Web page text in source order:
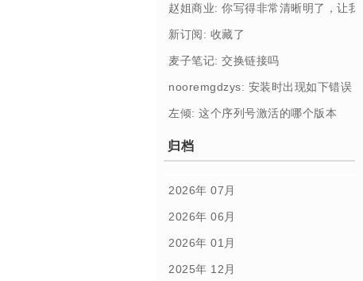
赵姐商业: 你写得非常清晰明了，让
新订阅: 收藏了
麦子笔记: 交换链接吗
nooremgdzys: 安装时出现如下错误
左倾: 这个序列号激活的哪个版本
归档
2026年 07月
2026年 06月
2026年 01月
2025年 12月